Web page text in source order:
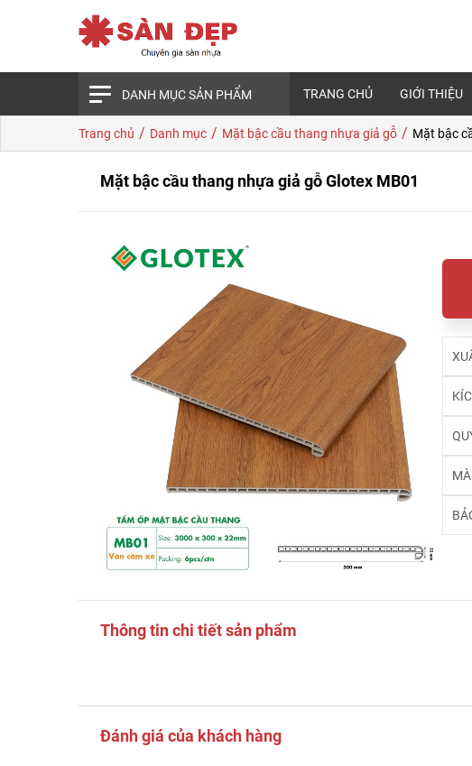
DANH MỤC SẢN PHẨM TRANG CHỦ GIỚI THIỆU
Trang chủ / Danh mục / Mặt bậc cầu thang nhựa giả gỗ / Mặt bậc
Mặt bậc cầu thang nhựa giả gỗ Glotex MB01
Thông tin chi tiết sản phẩm
Đánh giá của khách hàng